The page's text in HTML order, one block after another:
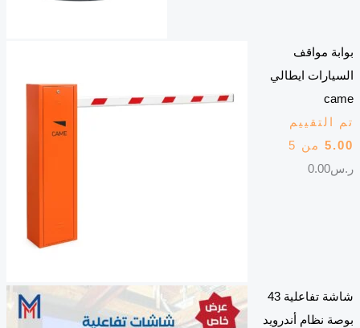
بوابة مواقف
السيارات ايطالي
came
تم التقييم
5.00من 5
ر.س0.00
شاشة تفاعلية 43
بوصة نظام أندرويد